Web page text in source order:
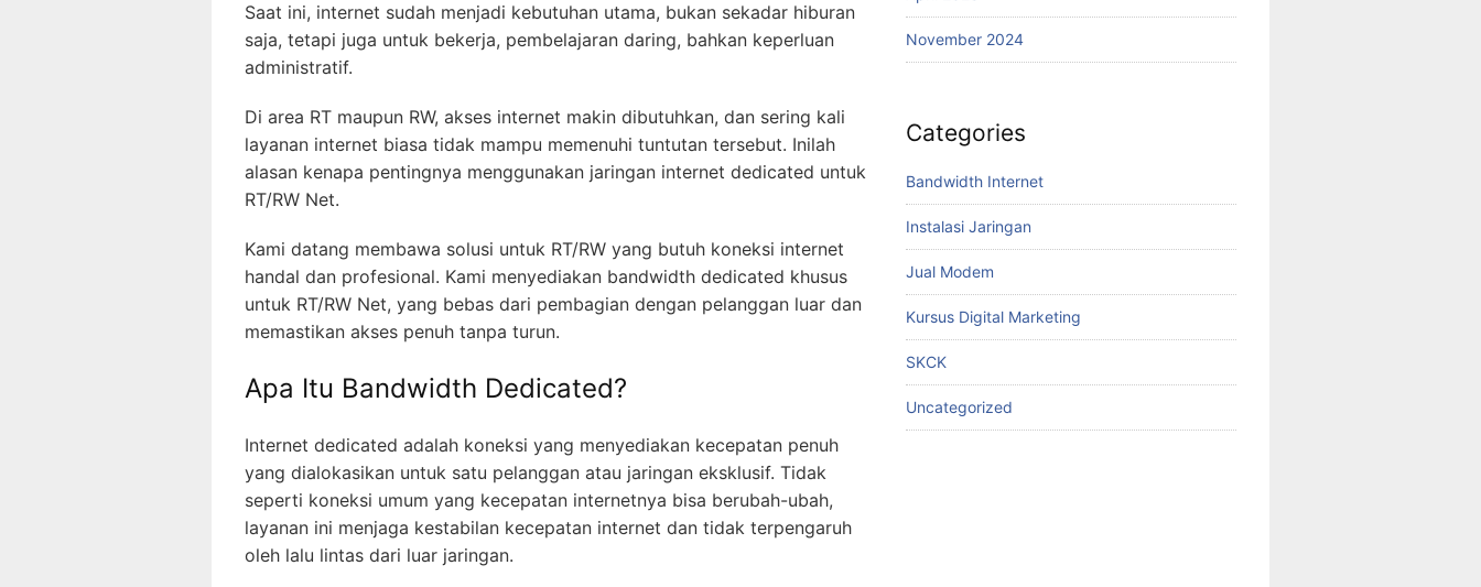
Saat ini, internet sudah menjadi kebutuhan utama, bukan sekadar hiburan
saja, tetapi juga untuk bekerja, pembelajaran daring, bahkan keperluan
administratif.
Di area RT maupun RW, akses internet makin dibutuhkan, dan sering kali
layanan internet biasa tidak mampu memenuhi tuntutan tersebut. Inilah
alasan kenapa pentingnya menggunakan jaringan internet dedicated untuk
RT/RW Net.
Kami datang membawa solusi untuk RT/RW yang butuh koneksi internet
handal dan profesional. Kami menyediakan bandwidth dedicated khusus
untuk RT/RW Net, yang bebas dari pembagian dengan pelanggan luar dan
memastikan akses penuh tanpa turun.
Apa Itu Bandwidth Dedicated?
Internet dedicated adalah koneksi yang menyediakan kecepatan penuh
yang dialokasikan untuk satu pelanggan atau jaringan eksklusif. Tidak
seperti koneksi umum yang kecepatan internetnya bisa berubah-ubah,
layanan ini menjaga kestabilan kecepatan internet dan tidak terpengaruh
oleh lalu lintas dari luar jaringan.
November 2024
Categories
Bandwidth Internet
Instalasi Jaringan
Jual Modem
Kursus Digital Marketing
SKCK
Uncategorized